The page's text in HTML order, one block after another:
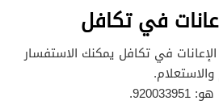
في تكافل
في تكافل يمكنك الاستفسار